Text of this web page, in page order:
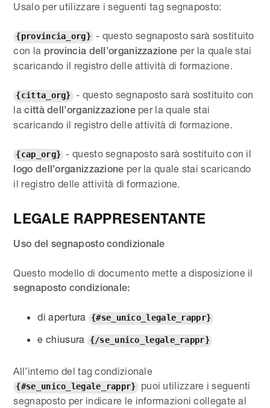
Usalo per utilizzare i seguenti tag segnaposto:
{provincia_org} - questo segnaposto sarà sostituito
con la provincia dell’organizzazione per la quale stai
scaricando il registro delle attività di formazione.
{citta_org} - questo segnaposto sarà sostituito con
lacittà dell’organizzazioneper la quale stai
scaricando il registro delle attività di formazione.
{cap_org} - questo segnaposto sarà sostituito con il
logo dell’organizzazione per la quale stai scaricando
il registro delle attività di formazione.
LEGALE RAPPRESENTANTE
Uso del segnaposto condizionale
Questo modello di documento mette a disposizione il
segnaposto condizionale:
di apertura {#se_unico_legale_rappr}
e chiusura {/se_unico_legale_rappr}
All’interno del tag condizionale
{#se_unico_legale_rappr} puoi utilizzare i seguenti
segnaposto per indicare le informazioni collegate al